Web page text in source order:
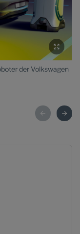
der Volkswagen